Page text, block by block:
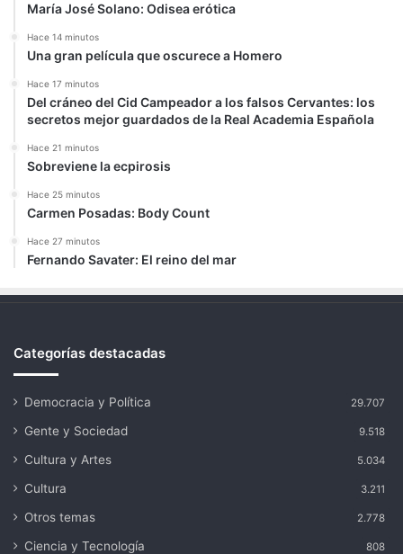
María José Solano: Odisea erótica
Hace 14 minutos
Una gran película que oscurece a Homero
Hace 17 minutos
Del cráneo del Cid Campeador a los falsos Cervantes: los
secretos mejor guardados de la Real Academia Española
Hace 21 minutos
Sobreviene la ecpirosis
Hace 25 minutos
Carmen Posadas: Body Count
Hace 27 minutos
Fernando Savater: El reino del mar
Categorías destacadas
Democracia y Política 29.707
Gente y Sociedad 9.518
Cultura y Artes 5.034
Cultura 3.211
Otros temas 2.778
Ciencia y Tecnología 808